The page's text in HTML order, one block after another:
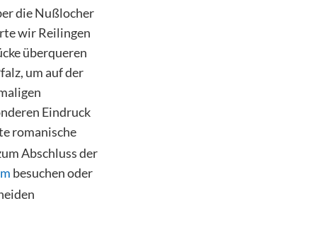
die Nußlocher
wir Reilingen
überqueren
um auf der
Eindruck
romanische
Abschluss der
besuchen oder